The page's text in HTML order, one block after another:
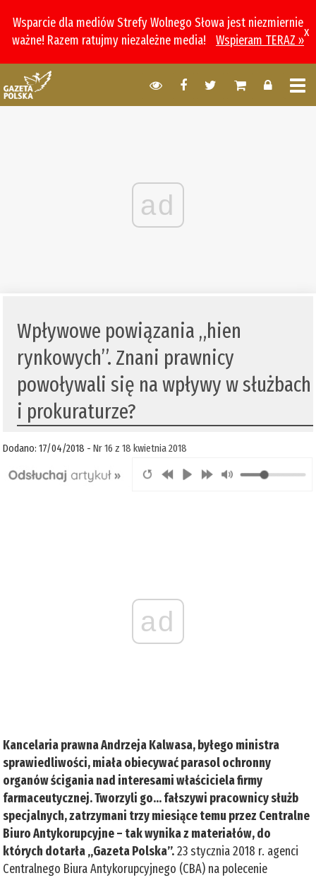
Wsparcie dla mediów Strefy Wolnego Słowa jest niezmiernie
ważne! Razem ratujmy niezależne media!
Wspieram TERAZ »
x
ad
Wpływowe powiązania „hien
rynkowych”. Znani prawnicy
powoływali się na wpływy w służbach
i prokuraturze?
Dodano: 17/04/2018 -Nr 16 z 18 kwietnia 2018
ad
Kancelaria prawna Andrzeja Kalwasa, byłego ministra
sprawiedliwości, miała obiecywać parasol ochronny
organów ścigania nad interesami właściciela firmy
farmaceutycznej. Tworzyli go… fałszywi pracownicy służb
specjalnych, zatrzymani trzy miesiące temu przez Centralne
Biuro Antykorupcyjne – tak wynika z materiałów, do
których dotarła „Gazeta Polska”.23 stycznia 2018 r. agenci
Centralnego Biura Antykorupcyjnego (CBA) na polecenie